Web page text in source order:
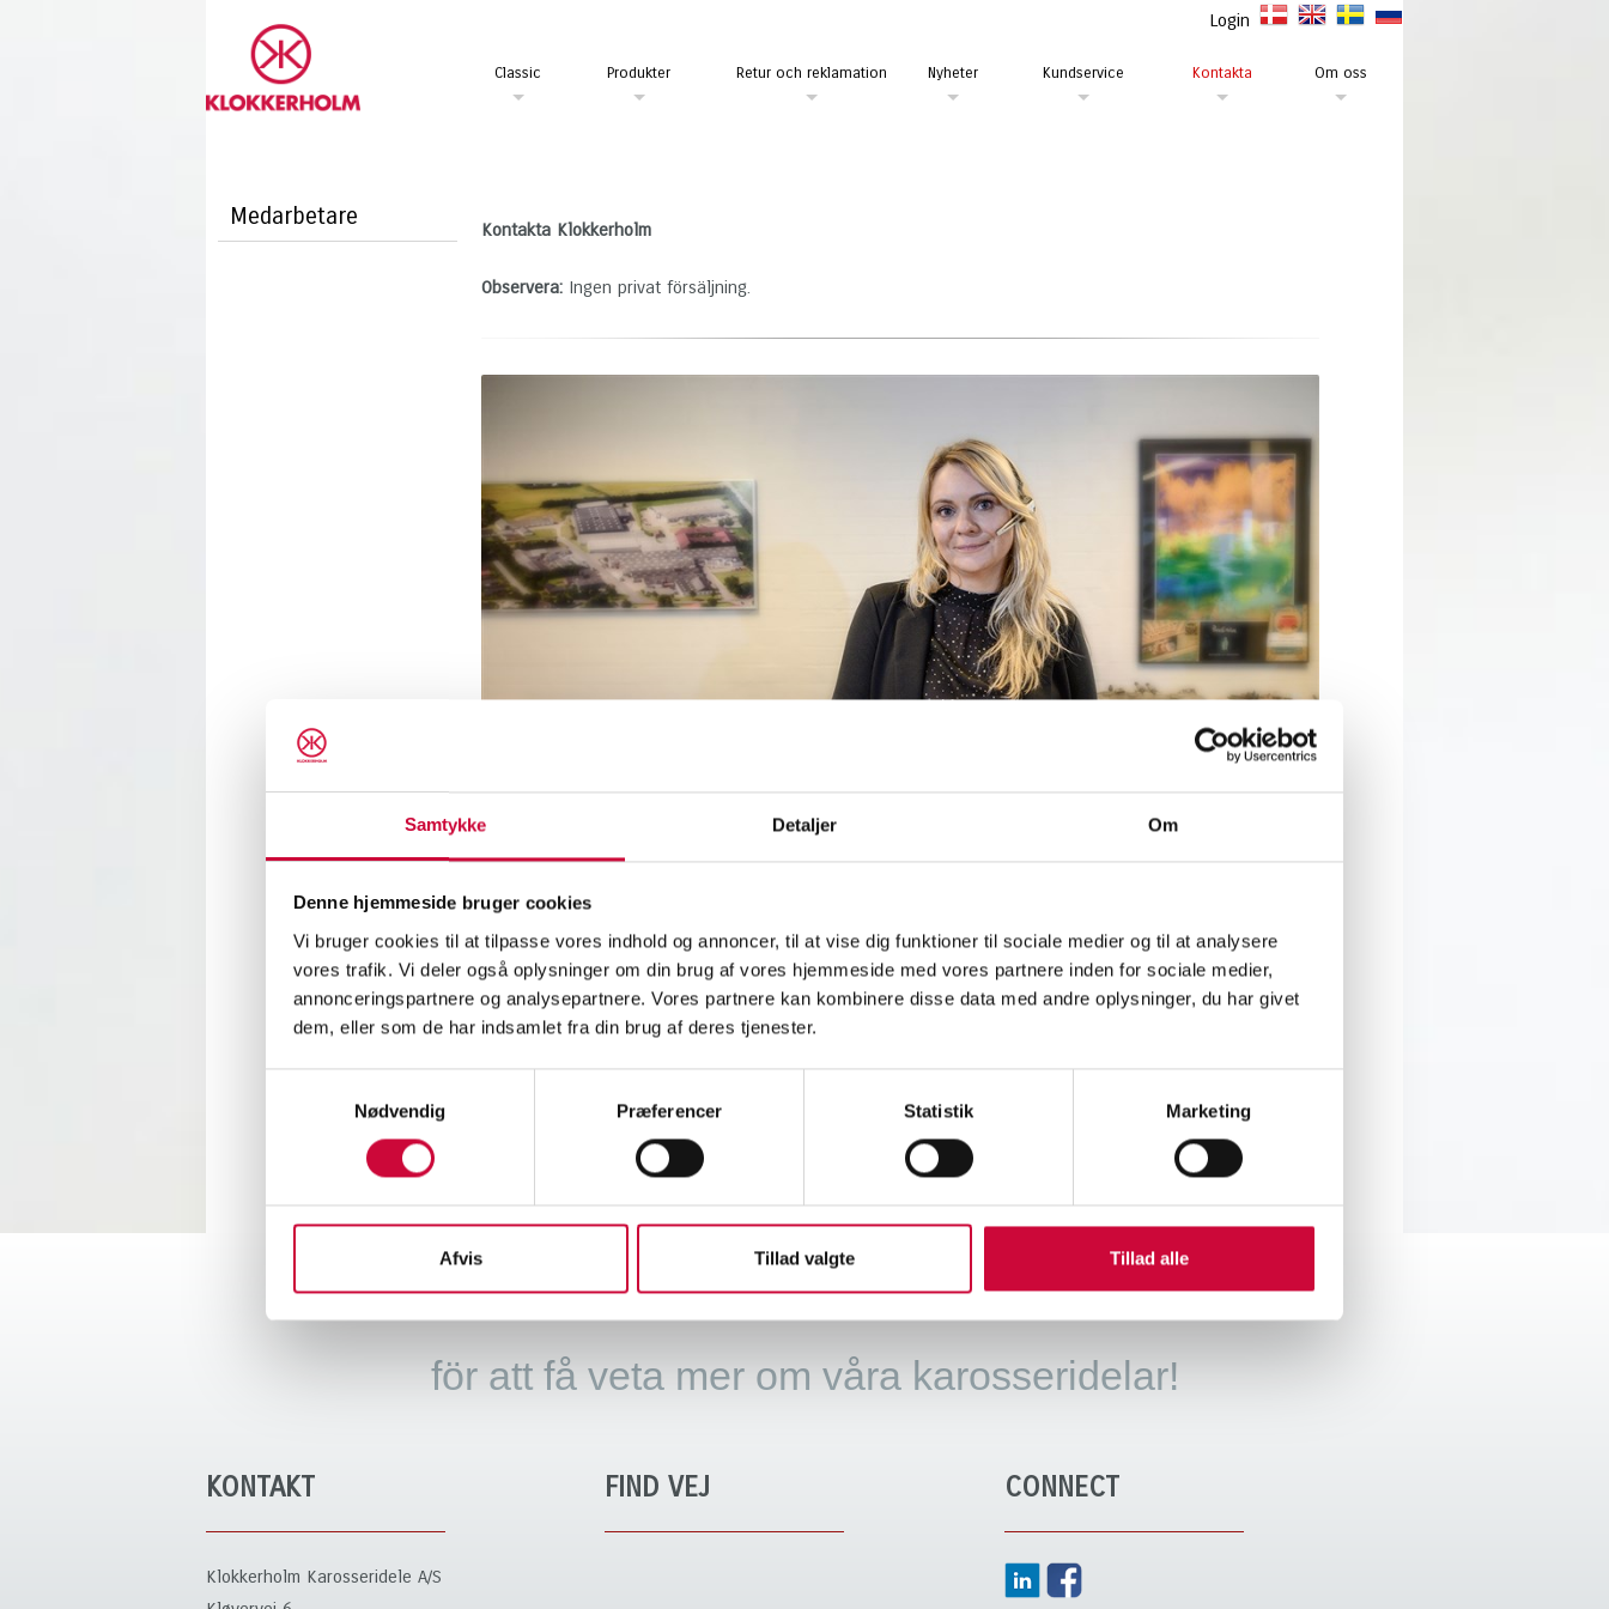
Samtykke Detaljer Om
Denne hjemmeside bruger cookies
Vi bruger cookies til at tilpasse vores indhold og annoncer, til at vise dig funktioner til sociale medier og til at analysere
vores trafik. Vi deler også oplysninger om din brug af vores hjemmeside med vores partnere inden for sociale medier,
annonceringspartnere og analysepartnere. Vores partnere kan kombinere disse data med andre oplysninger, du har givet
dem, eller som de har indsamlet fra din brug af deres tjenester.
Nødvendig
Præferencer Statistik Marketing
Afvis Tillad valgte Tillad alle
Login
Classic Produkter Retur och reklamation Nyheter Kundservice Kontakta Om oss
Medarbetare Kontakta Klokkerholm
Observera: Ingen privat försäljning.
Klokkerholm Karosseridele A/S
info@klokkerholm.com
KONTAKTA OSS I DAG
för att få veta mer om våra karosseridelar!
KONTAKT
Klokkerholm Karosseridele A/S
FIND VEJ CONNECT